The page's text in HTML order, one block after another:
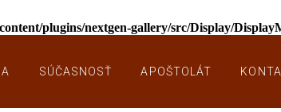
plugins/nextgen-gallery/src/Display/
SÚČASNOSŤ APOŠTOLÁT